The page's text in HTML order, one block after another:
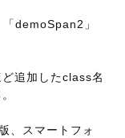
demoSpan2」
追加したclass名
、スマートフォ